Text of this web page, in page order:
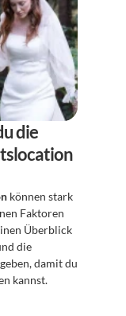
die
können stark
Faktoren
Überblick
die
damit du
kannst.